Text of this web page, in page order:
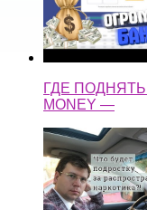
ГДЕ ПОДНЯТЬ
MONEY —